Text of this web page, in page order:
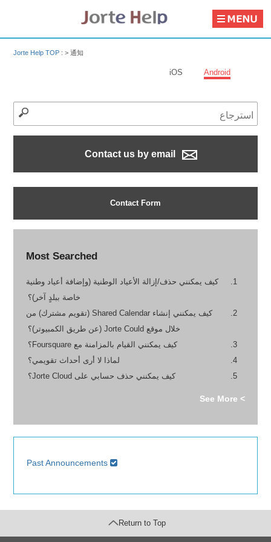
Jorte Help TOP : >通知
Android
iOS
Contact Form
Most Searched
كيف يمكنني حذف/إزالة الأعياد الوطنية (وإضافة أعياد وطنية
خاصة ببلدٍ آخر)؟
كيف يمكنني إنشاء Shared Calendar (تقويم مشترك) من
خلال موقع Jorte Could (عن طريق الكمبيوتر)؟
كيف يمكنني القيام بالمزامنة مع Foursquare؟
لماذا لا أرى أحداث تقويمي؟
كيف يمكنني حذف حسابي على Jorte Cloud؟
> See More
Past Announcements
Return to Top